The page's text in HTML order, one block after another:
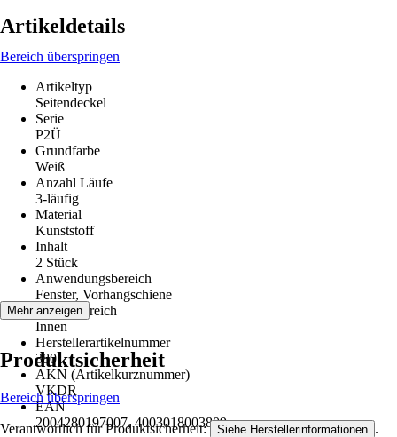
Artikeldetails
Bereich überspringen
Artikeltyp
Seitendeckel
Serie
P2Ü
Grundfarbe
Weiß
Anzahl Läufe
3-läufig
Material
Kunststoff
Inhalt
2 Stück
Anwendungsbereich
Fenster, Vorhangschiene
Einsatzbereich
Innen
Herstellerartikelnummer
380
AKN (Artikelkurznummer)
VKDR
EAN
2004280197007, 4003018003809
Mehr anzeigen
Produktsicherheit
Bereich überspringen
Verantwortlich für Produktsicherheit: Siehe Herstellerinformationen .